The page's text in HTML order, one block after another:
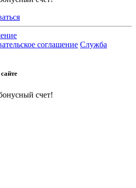
соглашение Служба
счет!